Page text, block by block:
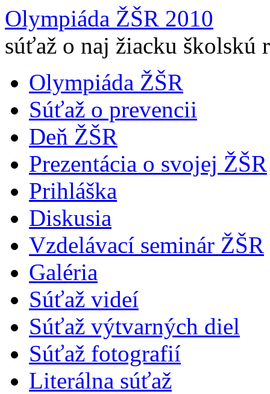
Olympiáda ŽŠR 2010
súťaž o naj žiacku školskú
Olympiáda ŽŠR
Súťaž o prevencii
Deň ŽŠR
Prezentácia o svojej ŽŠR
Prihláška
Diskusia
Vzdelávací seminár ŽŠR
Galéria
Súťaž videí
Súťaž výtvarných diel
Súťaž fotografií
Literálna súťaž